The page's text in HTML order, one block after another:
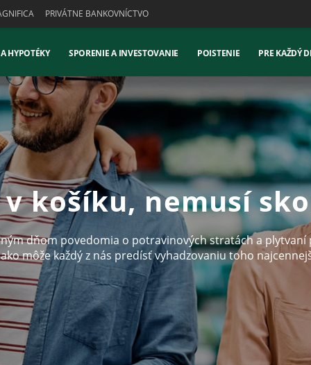
PRIVÁTNE BANKOVNÍCTVO
HYPOTÉKY SPORENIE A INVESTOVANIE POISTENIE PRE KAŽDÝ
v košíku, nemusí
dňom povedomia o potravinových stratách a
môže každý z nás predísť vyhadzovaniu toho